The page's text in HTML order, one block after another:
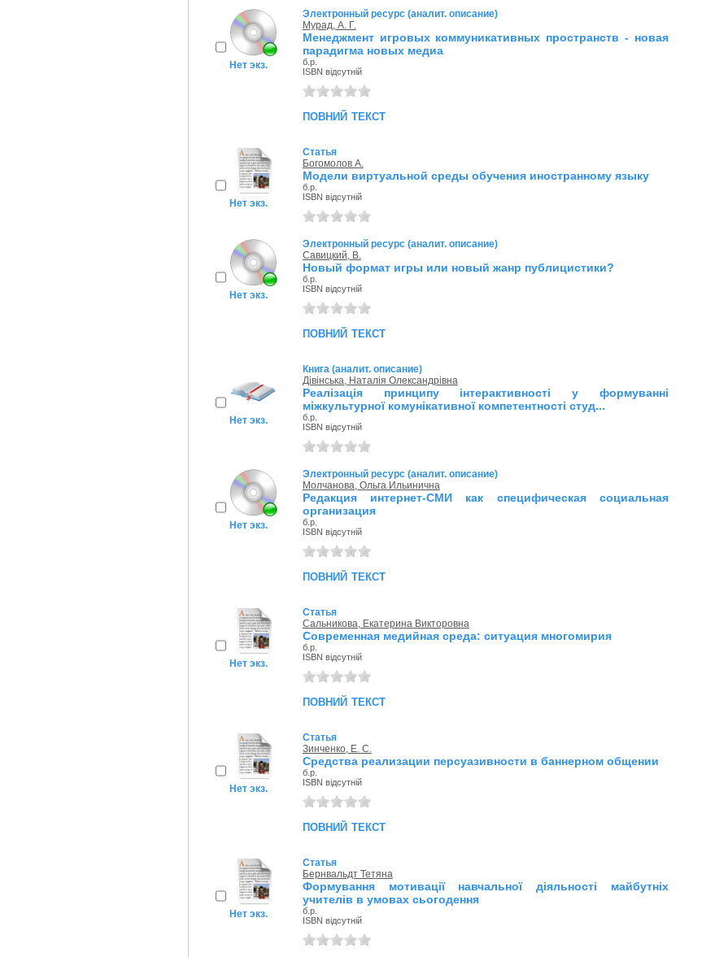
Нет экз.
Электронный ресурс (аналит. описание)
Мурад, А. Г.
Менеджмент игровых коммуникативных пространств - новая
парадигма новых медиа
б.р.
ISBN відсутній
повний текст
Нет экз.
Статья
Богомолов А.
Модели виртуальной среды обучения иностранному языку
б.р.
ISBN відсутній
Нет экз.
Электронный ресурс (аналит. описание)
Савицкий, В.
Новый формат игры или новый жанр публицистики?
б.р.
ISBN відсутній
повний текст
Нет экз.
Книга (аналит. описание)
Дівінська, Наталія Олександрівна
Реалізація принципу інтерактивності у формуванні
міжкультурної комунікативної компетентності студ...
б.р.
ISBN відсутній
Нет экз.
Электронный ресурс (аналит. описание)
Молчанова, Ольга Ильинична
Редакция интернет-СМИ как специфическая социальная
организация
б.р.
ISBN відсутній
повний текст
Нет экз.
Статья
Сальникова, Екатерина Викторовна
Современная медийная среда: ситуация многомирия
б.р.
ISBN відсутній
повний текст
Нет экз.
Статья
Зинченко, Е. С.
Средства реализации персуазивности в баннерном общении
б.р.
ISBN відсутній
повний текст
Нет экз.
Статья
Бернвальдт Тетяна
Формування мотивації навчальної діяльності майбутніх
учителів в умовах сьогодення
б.р.
ISBN відсутній